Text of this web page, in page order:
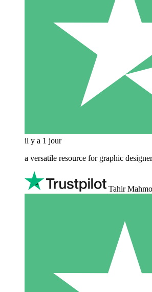
il y a 1 jour
a versatile resource for graphic
Tahir